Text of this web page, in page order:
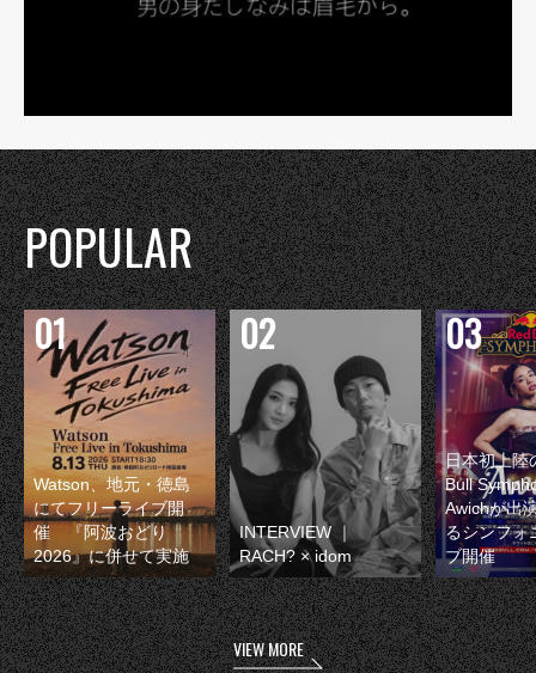
POPULAR
Watson、地元・徳島
にてフリーライブ開
催 『阿波おどり
2026』に併せて実施
INTERVIEW ｜
RACH? × idom
日本初上陸
Bull
Awichが出
るシンフォ
ブ開催
VIEW MORE